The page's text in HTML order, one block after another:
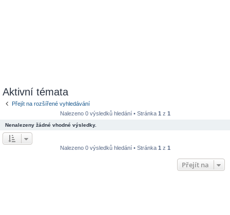
Aktivní témata
Přejít na rozšířené vyhledávání
Nalezeno 0 výsledků hledání • Stránka 1 z 1
Nenalezeny žádné vhodné výsledky.
Nalezeno 0 výsledků hledání • Stránka 1 z 1
Přejít na